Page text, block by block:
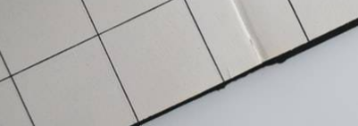
com colaboração de Millena Prado
de Desenvolvimento (BRDE) e as